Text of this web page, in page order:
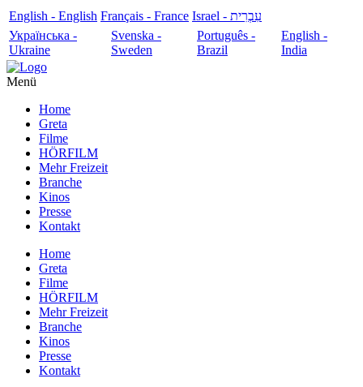
English - English Français - France
עִבְרִית - Israel
Українська -
Ukraine
Svenska -
Sweden
Português -
Brazil
English -
India
Menü
Home
Greta
Filme
HÖRFILM
Mehr Freizeit
Branche
Kinos
Presse
Kontakt
Home
Greta
Filme
HÖRFILM
Mehr Freizeit
Branche
Kinos
Presse
Kontakt